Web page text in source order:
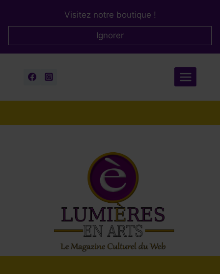
Visitez notre boutique !
Ignorer